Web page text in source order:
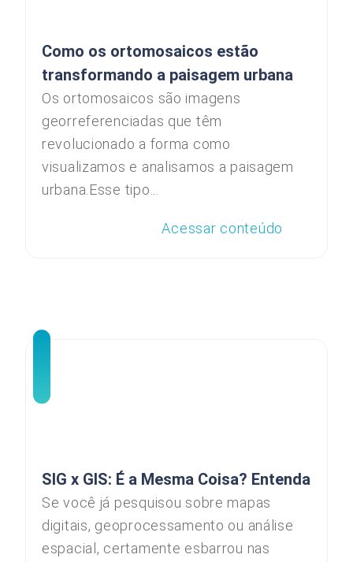
Como os ortomosaicos estão
transformando a paisagem urbana
Os ortomosaicos são imagens
georreferenciadas que têm
revolucionado a forma como
visualizamos e analisamos a paisagem
urbana.Esse tipo...
Acessar conteúdo
SIG x GIS: É a Mesma Coisa? Entenda
Se você já pesquisou sobre mapas
digitais, geoprocessamento ou análise
espacial, certamente esbarrou nas